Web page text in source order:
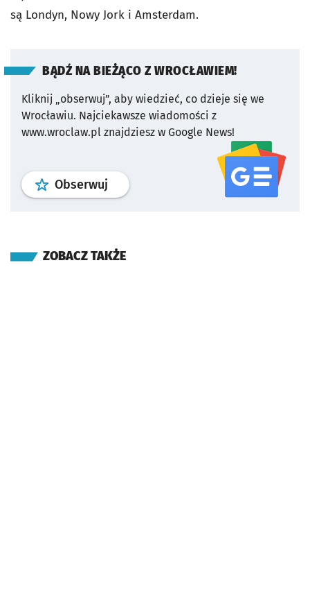
są Londyn, Nowy Jork i Amsterdam.
BĄDŹ NA BIEŻĄCO Z WROCŁAWIEM!
Kliknij „obserwuj”, aby wiedzieć, co dzieje się we
Wrocławiu. Najciekawsze wiadomości z
www.wroclaw.pl znajdziesz w Google News!
Obserwuj profil serwisu
ZOBACZ TAKŻE